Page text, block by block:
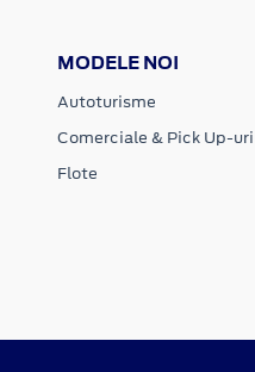
MODELE NOI
Autoturisme
Comerciale & Pick Up-uri
Flote